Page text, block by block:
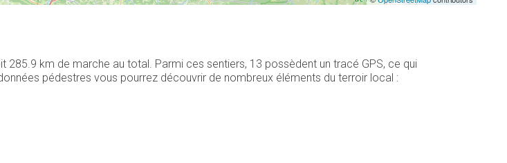
km de marche au total. Parmi ces sentiers, 13 possèdent un tracé GPS, ce qui
pédestres vous pourrez découvrir de nombreux éléments du terroir local :